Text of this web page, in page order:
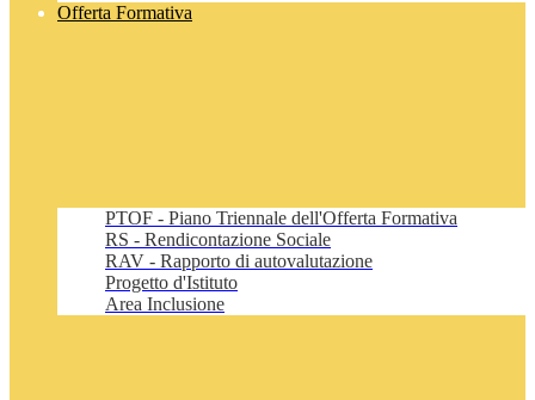
Offerta Formativa
PTOF - Piano Triennale dell'Offerta Formativa
RS - Rendicontazione Sociale
RAV - Rapporto di autovalutazione
Progetto d'Istituto
Area Inclusione